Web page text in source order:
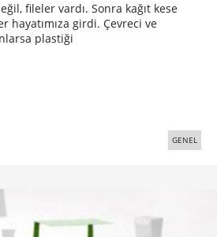
fileler vardı. Sonra kağıt kese
hayatımıza girdi. Çevreci ve
plastiği
GENEL